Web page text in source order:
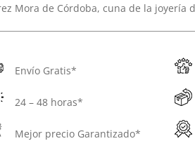
Mora de Córdoba, cuna de la joyería
Envío Gratis*
24 – 48 horas*
Mejor precio Garantizado*